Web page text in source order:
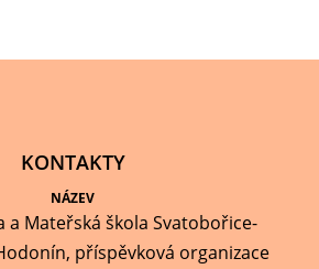
KONTAKTY
NÁZEV
a Mateřská škola Svatobořice-
příspěvková organizace